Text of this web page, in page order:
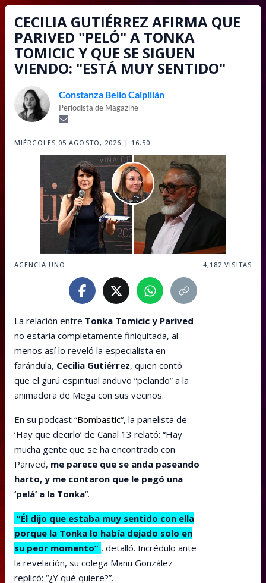
CECILIA GUTIÉRREZ AFIRMA QUE
PARIVED "PELÓ" A TONKA
TOMICIC Y QUE SE SIGUEN
VIENDO: "ESTÁ MUY SENTIDO"
Constanza Bello Caipillán
Periodista de Magazine
MIÉRCOLES 05 AGOSTO, 2026 | 16:50
AGENCIA UNO 4,182 VISITAS
La relación entre Tonka Tomicic y Parived
no estaría completamente finiquitada, al
menos así lo reveló la especialista en
farándula, Cecilia Gutiérrez, quien contó
que el gurú espiritual anduvo “pelando” a la
animadora de Mega con sus vecinos.
En su podcast “Bombastic“, la panelista de
‘Hay que decirlo’ de Canal 13 relató: “Hay
mucha gente que se ha encontrado con
Parived, me parece que se anda paseando
harto, y me contaron que le pegó una
‘pelá’ a la Tonka“.
“Él dijo que estaba muy sentido con ella
porque la Tonka lo había dejado solo en
su peor momento” , detalló. Incrédulo ante
la revelación, su colega Manu González
replicó: “¿Y qué quiere?”.